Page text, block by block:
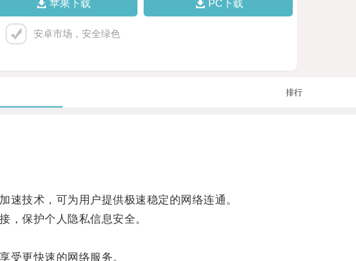
苹果下载 PC下载
安卓市场，安全绿色
排行
技术，可为用户提供极速稳定的网络连通。
保护个人隐私信息安全。
更快速的网络服务。